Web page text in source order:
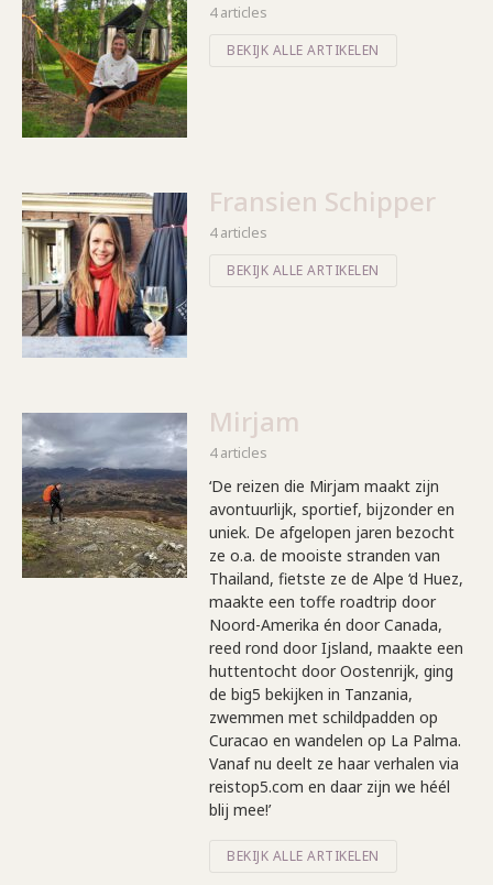
4 articles
BEKIJK ALLE ARTIKELEN
Fransien Schipper
4 articles
BEKIJK ALLE ARTIKELEN
Mirjam
4 articles
‘De reizen die Mirjam maakt zijn
avontuurlijk, sportief, bijzonder en
uniek. De afgelopen jaren bezocht
ze o.a. de mooiste stranden van
Thailand, fietste ze de Alpe ‘d Huez,
maakte een toffe roadtrip door
Noord-Amerika én door Canada,
reed rond door Ijsland, maakte een
huttentocht door Oostenrijk, ging
de big5 bekijken in Tanzania,
zwemmen met schildpadden op
Curacao en wandelen op La Palma.
Vanaf nu deelt ze haar verhalen via
reistop5.com en daar zijn we héél
blij mee!’
BEKIJK ALLE ARTIKELEN